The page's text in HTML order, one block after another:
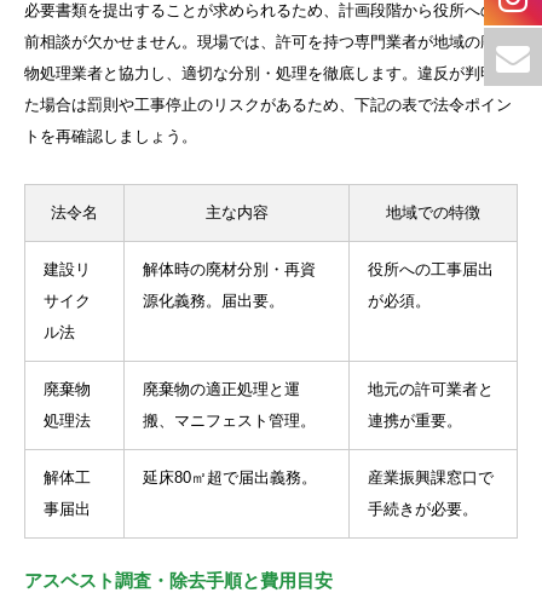
必要書類を提出することが求められるため、計画段階から役所への事
前相談が欠かせません。現場では、許可を持つ専門業者が地域の廃棄
物処理業者と協力し、適切な分別・処理を徹底します。違反が判明し
た場合は罰則や工事停止のリスクがあるため、下記の表で法令ポイン
トを再確認しましょう。
法令名 主な内容 地域での特徴
建設リ
サイク
ル法
解体時の廃材分別・再資
源化義務。届出要。
役所への工事届出
が必須。
廃棄物
処理法
廃棄物の適正処理と運
搬、マニフェスト管理。
地元の許可業者と
連携が重要。
解体工
事届出
延床80㎡超で届出義務。
産業振興課窓口で
手続きが必要。
アスベスト調査・除去手順と費用目安